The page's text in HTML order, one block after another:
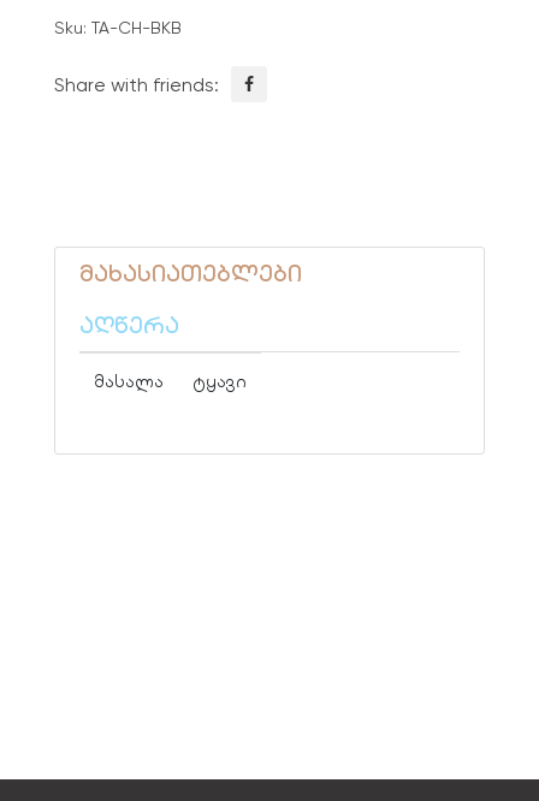
Sku: TA-CH-BKB
Share with friends:
მახასიათებლები
აღწერა
მასალა ტყავი